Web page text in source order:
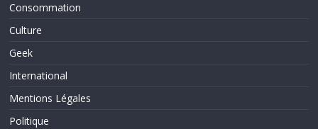
Consommation
Culture
Geek
International
Mentions Légales
Politique